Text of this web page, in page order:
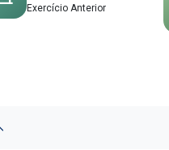
Exercício Anterior